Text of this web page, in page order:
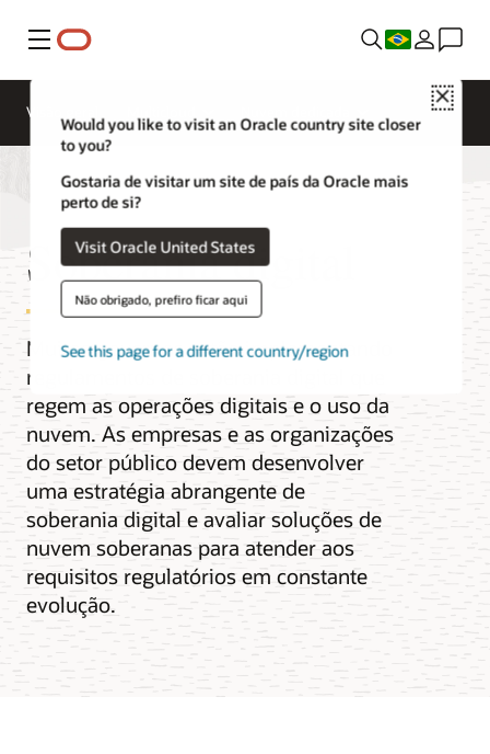
Menu
Close
Would you like to visit an Oracle country site closer
to you?
Gostaria de visitar um site de país da Oracle mais
perto de si?
Visit Oracle United States
Não obrigado, prefiro ficar aqui
See this page for a different country/region
Visão geral
Soberania digital
Muitos governos estão implementando
regulamentos de soberania digital que
regem as operações digitais e o uso da
nuvem. As empresas e as organizações
do setor público devem desenvolver
uma estratégia abrangente de
soberania digital e avaliar soluções de
nuvem soberanas para atender aos
requisitos regulatórios em constante
evolução.